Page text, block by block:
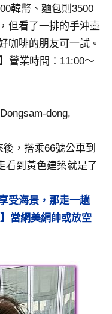
韓幣、麵包則3500
但看了一排的手沖壺
咖啡的朋友可一試。
營業時間：11:00～
dong,
，搭乘66號公車到
看到黃色建築就是了
受海景，那走一趟
當網美網帥或放空